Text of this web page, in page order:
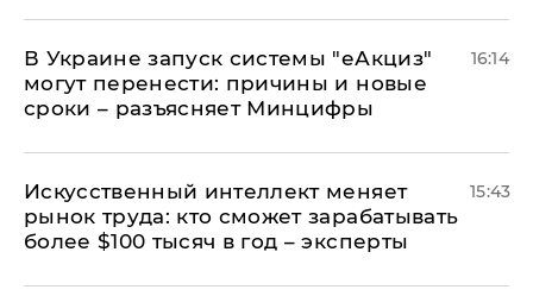
В Украине запуск системы "еАкциз"
могут перенести: причины и новые
сроки – разъясняет Минцифры
16:14
Искусственный интеллект меняет
рынок труда: кто сможет зарабатывать
более $100 тысяч в год – эксперты
15:43